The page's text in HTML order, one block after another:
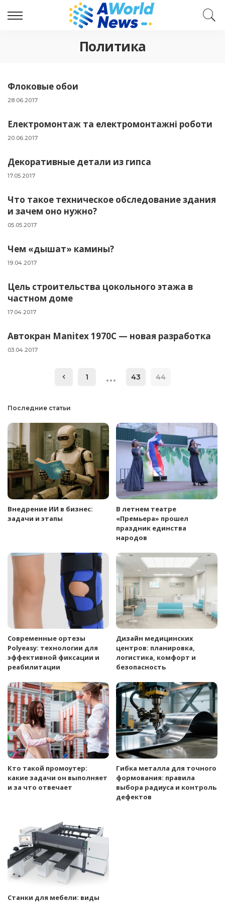
Политика
Флоковые обои
28.06.2017
Електромонтаж та електромонтажні роботи
20.06.2017
Декоративные детали из гипса
17.05.2017
Что такое техническое обследование здания
и зачем оно нужно?
05.05.2017
Чем «дышат» камины?
19.04.2017
Цель строительства цокольного этажа в
частном доме
17.04.2017
Автокран Manitex 1970C — новая разработка
03.04.2017
1 … 43 44
Последние статьи
Внедрение ИИ в бизнес:
задачи и этапы
В летнем театре
«Премьера» прошел
праздник единства
народов
Современные ортезы
Polyeasy: технологии для
эффективной фиксации и
реабилитации
Дизайн медицинских
центров: планировка,
логистика, комфорт и
безопасность
Кто такой промоутер:
какие задачи он выполняет
и за что отвечает
Гибка металла для точного
формования: правила
выбора радиуса и контроль
дефектов
Станки для мебели: виды